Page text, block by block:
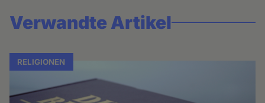
Verwandte Artikel
RELIGIONEN